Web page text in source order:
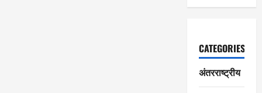
CATEGORIES
अंतरराष्ट्रीय